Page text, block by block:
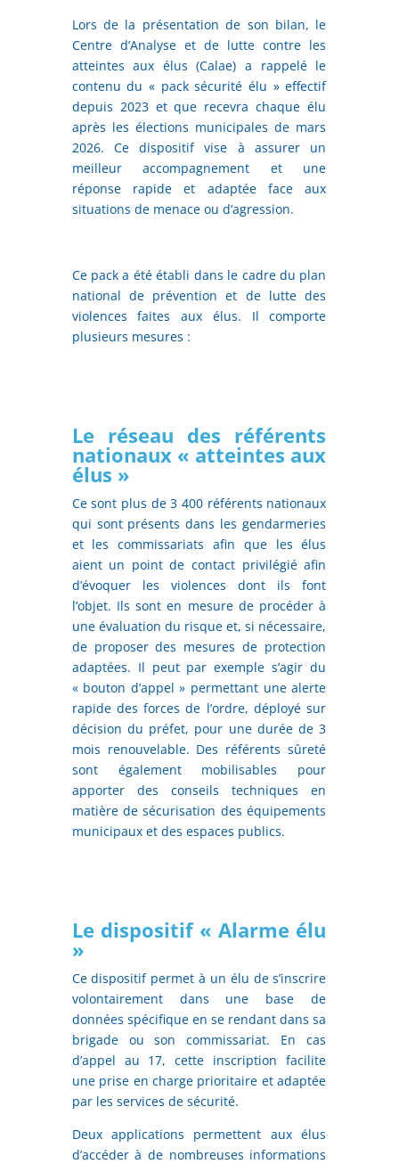
Lors de la présentation de son bilan, le
Centre d’Analyse et de lutte contre les
atteintes aux élus (Calae) a rappelé le
contenu du « pack sécurité élu » effectif
depuis 2023 et que recevra chaque élu
après les élections municipales de mars
2026. Ce dispositif vise à assurer un
meilleur accompagnement et une
réponse rapide et adaptée face aux
situations de menace ou d’agression.
Ce pack a été établi dans le cadre du plan
national de prévention et de lutte des
violences faites aux élus. Il comporte
plusieurs mesures :
Le réseau des référents
nationaux « atteintes aux
élus »
Ce sont plus de 3 400 référents nationaux
qui sont présents dans les gendarmeries
et les commissariats afin que les élus
aient un point de contact privilégié afin
d’évoquer les violences dont ils font
l’objet. Ils sont en mesure de procéder à
une évaluation du risque et, si nécessaire,
de proposer des mesures de protection
adaptées. Il peut par exemple s’agir du
« bouton d’appel » permettant une alerte
rapide des forces de l’ordre, déployé sur
décision du préfet, pour une durée de 3
mois renouvelable. Des référents sûreté
sont également mobilisables pour
apporter des conseils techniques en
matière de sécurisation des équipements
municipaux et des espaces publics.
Le dispositif « Alarme élu
»
Ce dispositif permet à un élu de s’inscrire
volontairement dans une base de
données spécifique en se rendant dans sa
brigade ou son commissariat. En cas
d’appel au 17, cette inscription facilite
une prise en charge prioritaire et adaptée
par les services de sécurité.
Deux applications permettent aux élus
d’accéder à de nombreuses informations